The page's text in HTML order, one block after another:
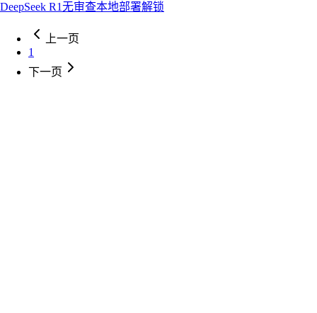
DeepSeek R1无审查本地部署解锁
上一页
1
下一页